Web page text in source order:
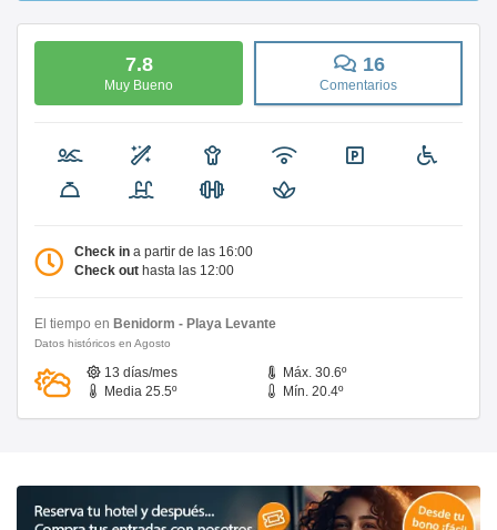
7.8
Muy Bueno
16
Comentarios
Check in a partir de las 16:00
Check out hasta las 12:00
El tiempo en Benidorm - Playa Levante
Datos históricos en Agosto
13 días/mes
Máx. 30.6º
Media 25.5º
Mín. 20.4º